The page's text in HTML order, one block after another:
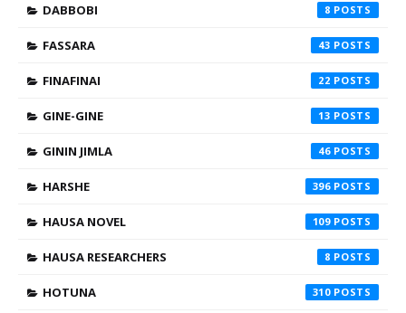
DABBOBI 8
FASSARA 43
FINAFINAI 22
GINE-GINE 13
GININ JIMLA 46
HARSHE 396
HAUSA NOVEL 109
HAUSA RESEARCHERS 8
HOTUNA 310